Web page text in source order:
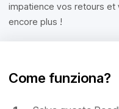
impatience vos retours et
encore plus !
Come funziona?